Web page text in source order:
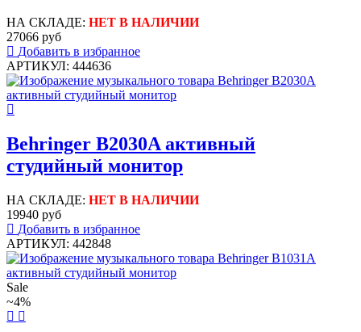
НА СКЛАДЕ: НЕТ В НАЛИЧИИ
27066 руб
Добавить в избранное
АРТИКУЛ: 444636
Behringer B2030A активный
студийный монитор
НА СКЛАДЕ: НЕТ В НАЛИЧИИ
19940 руб
Добавить в избранное
АРТИКУЛ: 442848
Sale
~4%